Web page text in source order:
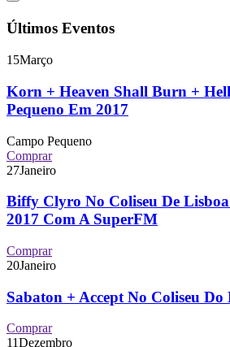
Últimos Eventos
15Março
Korn + Heaven Shall Burn +
Pequeno Em 2017
Campo Pequeno
Comprar
27Janeiro
Biffy Clyro No Coliseu De
2017 Com A SuperFM
Comprar
20Janeiro
Sabaton + Accept No Coliseu
Comprar
11Dezembro